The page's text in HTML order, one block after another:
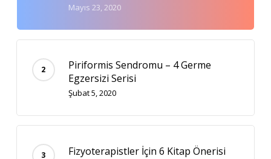
Mayıs 23, 2020
Piriformis Sendromu – 4 Germe
Egzersizi Serisi
Şubat 5, 2020
Fizyoterapistler İçin 6 Kitap Önerisi